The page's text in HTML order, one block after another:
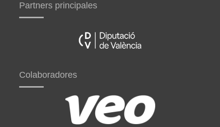
Partners principales
Colaboradores